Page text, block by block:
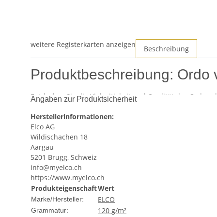
weitere Registerkarten anzeigen Beschreibung
Produktbeschreibung:
Entdecken Sie die Vielseitigkeit und Qualität des Ordo
Dokumente, sondern auch eine hervorragende
Produktmerkmale
Format:A4, ideal für den täglichen Gebrauch und
Papierstärke:
Menge:Der Karton enthält 50 einzelne Ordo
Marke:Elco, bekannt für ihre hochwertigen
Anwendungsbereiche
Angaben zur Produktsicherheit
Herstellerinformationen:
Elco AG
Wildischachen 18
Aargau
5201 Brugg, Schweiz
info@myelco.ch
https://www.myelco.ch
ProdukteigenschaftWert
Marke/Hersteller: ELCO
Grammatur: 120 g/m²